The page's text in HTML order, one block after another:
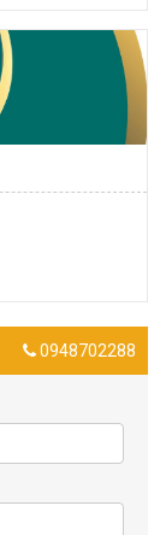
0948702288